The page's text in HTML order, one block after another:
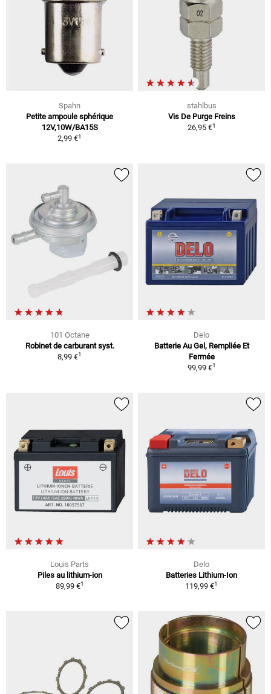
Spahn
Petite ampoule sphérique
12V,10W/BA15S
2,99 €1
stahlbus
Vis De Purge Freins
26,95 €1
101 Octane
Robinet de carburant syst.
8,99 €1
Delo
Batterie Au Gel, Rempliée Et
Fermée
99,99 €1
Louis Parts
Piles au lithium-ion
89,99 €1
Delo
Batteries Lithium-Ion
119,99 €1